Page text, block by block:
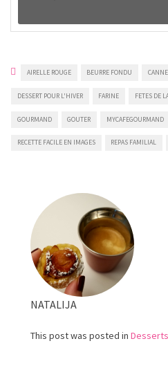
AIRELLE ROUGE BEURRE FONDU
DESSERT POUR L'HIVER FARINE FETES DE
GOURMAND GOUTER MYCAFEGOURMAND
RECETTE FACILE EN IMAGES REPAS FAMILIAL
NATALIJA
This post was posted in Desserts